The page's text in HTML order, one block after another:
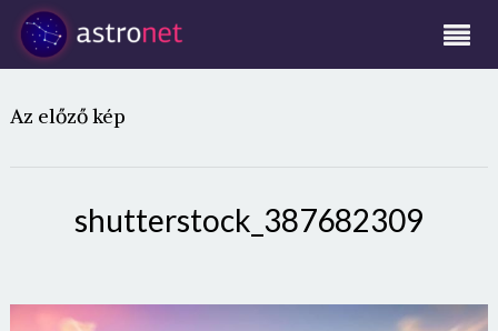
Az előző kép
shutterstock_387682309